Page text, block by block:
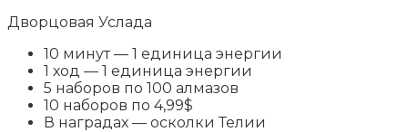
Дворцовая Услада
10 минут — 1 единица энергии
1 ход — 1 единица энергии
5 наборов по 100 алмазов
10 наборов по 4,99$
В наградах — осколки Телии